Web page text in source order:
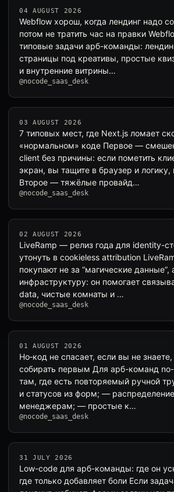
04 AUGUST 2026
Webflow хорош, когда лендинг надо
потом не тратить час на правки
типовые задачи арб-команды:
страницы под креативы, простые
и внутренние витрины…
@nocode_saas_desk
03 AUGUST 2026
7 типовых мест, где Next.js ломает
«нормальном» коде Первое —
client без причины: если пометить
экран, вы тащите в браузер и логику,
Второе — тяжёлые провайд…
@nocode_saas_desk
02 AUGUST 2026
LiveRamp — релиз года для identity-
утонуть в cookieless attribution
покупают не за “магические данные”,
инфраструктуру: он помогает
data, чистые комнаты и …
@nocode_saas_desk
01 AUGUST 2026
Но‑код не спасает, если вы не
собирать первым Для арб-команд
там, где есть повторяемый ручной
и статусов из форм; —
менеджерам; — простые к…
@nocode_saas_desk
31 JULY 2026
Low-code для арб-команды: где он
где только добавляет боли Если